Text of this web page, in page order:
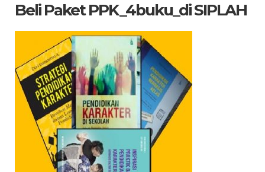
Beli Paket PPK_4buku_di SIPLAH